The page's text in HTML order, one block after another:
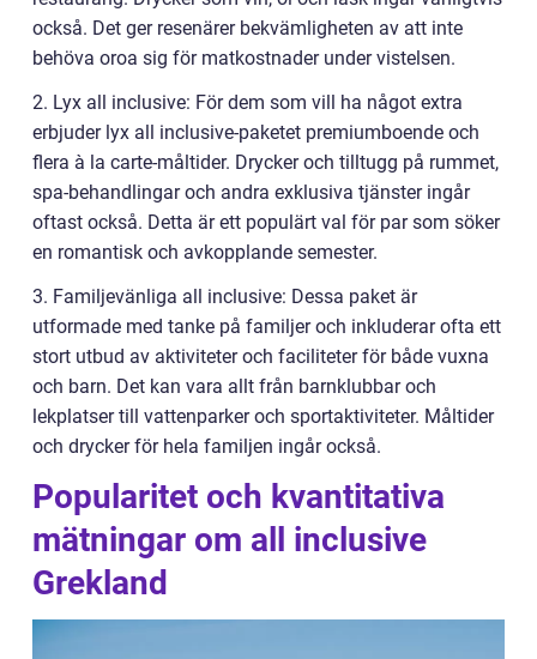
också. Det ger resenärer bekvämligheten av att inte
behöva oroa sig för matkostnader under vistelsen.
2. Lyx all inclusive: För dem som vill ha något extra
erbjuder lyx all inclusive-paketet premiumboende och
flera à la carte-måltider. Drycker och tilltugg på rummet,
spa-behandlingar och andra exklusiva tjänster ingår
oftast också. Detta är ett populärt val för par som söker
en romantisk och avkopplande semester.
3. Familjevänliga all inclusive: Dessa paket är
utformade med tanke på familjer och inkluderar ofta ett
stort utbud av aktiviteter och faciliteter för både vuxna
och barn. Det kan vara allt från barnklubbar och
lekplatser till vattenparker och sportaktiviteter. Måltider
och drycker för hela familjen ingår också.
Popularitet och kvantitativa
mätningar om all inclusive
Grekland